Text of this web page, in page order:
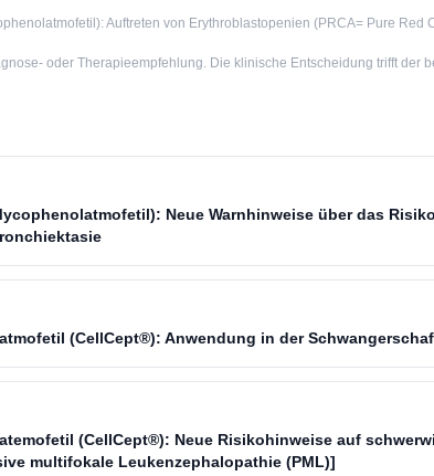
Auftreten von Erythroblastopenien (PRCA= Pure Red
oder Therapieempfehlung. Die klinische Entscheidung trifft der
Neue Warnhinweise über das
(CellCept®): Anwendung in der
(CellCept®): Neue Risikohinweise auf
multifokale Leukenzephalopathie (PML)]